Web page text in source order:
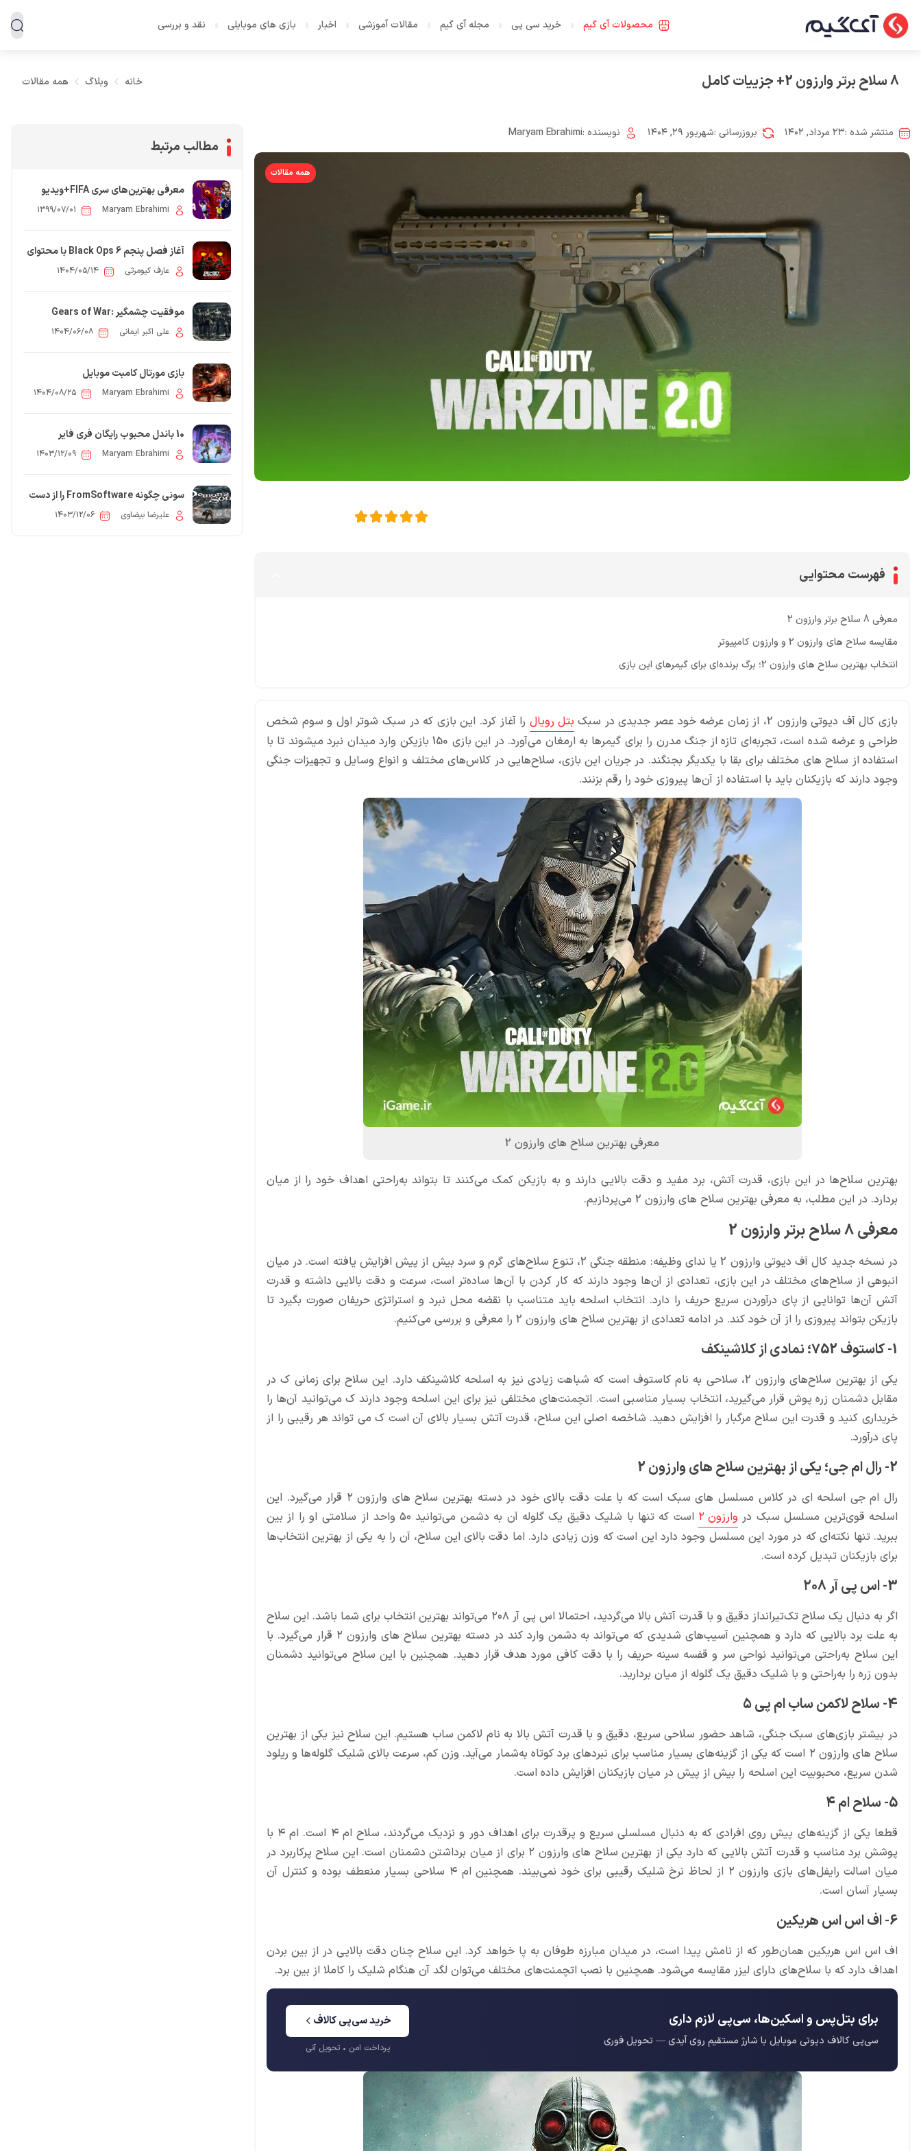
محصولات آی گیم خرید سی پی مجله آی گیم مقالات آموزشی اخبار بازی های موبایلی نقد و بررسی
8 سلاح برتر وارزون 2+ جزییات کامل خانه وبلاگ همه مقالات
منتشر شده :۲۳ مرداد, ۱۴۰۲ بروزرسانی :شهریور ۲۹, ۱۴۰۴ نویسنده :Maryam Ebrahimi
همه مقالات
فهرست محتوایی
معرفی 8 سلاح برتر وارزون 2
مقایسه سلاح های وارزون 2 و وارزون کامپیوتر
انتخاب بهترین سلاح های وارزون 2؛ برگ برنده‌ای برای گیمرهای این بازی
بازی کال آف دیوتی وارزون 2، از زمان عرضه خود عصر جدیدی در سبک بتل رویال را آغاز کرد. این بازی که در سبک شوتر اول و سوم شخص
طراحی و عرضه شده است، تجربه‌ای تازه از جنگ مدرن را برای گیمرها به ارمغان می‌آورد. در این بازی 150 بازیکن وارد میدان نبرد می‎شوند تا با
استفاده از سلاح ‏های مختلف برای بقا با یکدیگر بجنگند. در جریان این بازی، سلاح‌هایی در کلاس‌های مختلف و انواع وسایل و تجهیزات جنگی
وجود دارند که بازیکنان باید با استفاده از آن‌ها پیروزی خود را رقم بزنند.
معرفی بهترین سلاح های وارزون 2
بهترین سلاح‌ها در این بازی، قدرت آتش، برد مفید و دقت بالایی دارند و به بازیکن کمک می‌کنند تا بتواند به‌راحتی اهداف خود را از میان
بردارد. در این مطلب، به معرفی بهترین سلاح های وارزون 2 می‌پردازیم.
معرفی 8 سلاح برتر وارزون 2
در نسخه جدید کال آف دیوتی وارزون 2 یا ندای وظیفه: منطقه جنگی 2، تنوع سلاح‌های گرم و سرد بیش از پیش افزایش یافته است. در میان
انبوهی از سلاح‌های مختلف در این بازی، تعدادی از آن‌ها وجود دارند که کار کردن با آن‌ها ساده‌تر است، سرعت و دقت بالایی داشته و قدرت
آتش آن‌ها توانایی از پای درآوردن سریع حریف را دارد. انتخاب اسلحه باید متناسب با نقضه محل نبرد و استراتژی حریفان صورت بگیرد تا
بازیکن بتواند پیروزی را از آن خود کند. در ادامه تعدادی از بهترین سلاح های وارزون 2 را معرفی و بررسی می‌کنیم.
1- کاستوف 752؛ نمادی از کلاشینکف
یکی از بهترین سلاح‌های وارزون 2، سلاحی به نام کاستوف است که شباهت زیادی نیز به اسلحه کلاشینکف دارد. این سلاح برای زمانی ک در
مقابل دشمنان زره پوش قرار می‌گیرید، انتخاب بسیار مناسبی است. اتچمنت‌های مختلفی نیز برای این اسلحه وجود دارند ک می‌توانید آن‌ها را
خریداری کنید و قدرت این سلاح مرگبار را افزایش دهید. شاخصه اصلی این سلاح، قدرت آتش بسیار بالای آن است ک می تواند هر رقیبی را از
پای درآورد.
2- رال ام جی؛ یکی از بهترین سلاح های وارزون 2
رال ام جی اسلحه ای در کلاس مسلسل های سبک است که با علت دقت بالای خود در دسته بهترین سلاح های وارزون ۲ قرار می‌گیرد. این
اسلحه قوی‌ترین مسلسل سبک در وارزون ۲
است که تنها با شلیک دقیق یک گلوله آن به دشمن می‌‌توانید ۵۰ واحد از سلامتی او را از بین
ببرید. تنها نکته‌ای که در مورد این مسلسل وجود دارد این است که وزن زیادی دارد. اما دقت بالای این سلاح، آن را به یکی از بهترین انتخاب‌ها
برای بازیکنان تبدیل کرده است.
3- اس پی آر ۲۰۸
اگر به دنبال یک سلاح تک‌تیرانداز دقیق و با قدرت آتش بالا می‌گردید، احتمالا اس پی آر ۲۰۸ می‌تواند بهترین انتخاب برای شما باشد. این سلاح
به علت برد بالایی که دارد و همچنین آسیب‌های شدیدی که می‌تواند به دشمن وارد کند در دسته بهترین سلاح های وارزون ۲ قرار می‌گیرد. با
این سلاح به‌راحتی می‌توانید نواحی سر و قفسه سینه حریف را با دقت کافی مورد هدف قرار دهید. همچنین با این سلاح می‌توانید دشمنان
بدون زره را به‌راحتی و با شلیک دقیق یک گلوله از میان بردارید.
4- سلاح لاکمن ساب ام پی ۵
در بیشتر بازی‌های سبک جنگی، شاهد حضور سلاحی سریع، دقیق و با قدرت آتش بالا به نام لاکمن ساب هستیم. این سلاح نیز یکی از بهترین
سلاح های وارزون ۲ است که یکی از گزینه‌های بسیار مناسب برای نبردهای برد کوتاه به‌شمار می‌آید. وزن کم، سرعت بالای شلیک گلوله‌ها و ریلود
شدن سریع، محبوبیت این اسلحه را بیش از پیش در میان بازیکنان افزایش داده است.
5- سلاح ام ۴
قطعا یکی از گزینه‌های پیش روی افرادی که به دنبال مسلسلی سریع و پرقدرت برای اهداف دور و نزدیک می‌گردند، سلاح ام ۴ است. ام ۴ با
پوشش برد مناسب و قدرت آتش بالایی که دارد یکی از بهترین سلاح های وارزون ۲ برای از میان برداشتن دشمنان است‌. این سلاح پرکاربرد در
میان اسالت رایفل‌های بازی وارزون ۲ از لحاظ نرخ شلیک رقیبی برای خود نمی‌بیند. همچنین ام ۴ سلاحی بسیار منعطف بوده و کنترل آن
بسیار آسان است.
6- اف اس اس هریکین
اف اس اس هریکین هما‌ن‌طور که از نامش پیدا است، در میدان مبارزه طوفان به پا خواهد کرد‌. این سلاح چنان دقت بالایی در از بین بردن
اهداف دارد که با سلاح‌های دارای لیزر مقایسه می‌شود. همچنین با نصب اتچمنت‌های مختلف می‌توان لگد آن هنگام شلیک را کاملا از بین برد.
برای بتل‌پس و اسکین‌ها، سی‌پی لازم داری
سی‌پی کالاف دیوتی موبایل با شارژ مستقیم روی آیدی — تحویل فوری
خرید سی‌پی کالاف
پرداخت امن • تحویل آنی
مطالب مرتبط
معرفی بهترین‌های سری FIFA+ویدیو
Maryam Ebrahimi ۱۳۹۹/۰۷/۰۱
آغاز فصل پنجم Black Ops 6 با محتوای
تازه برای Zombies، مولتی‌پلیر و بتل
عارف کیومرثی ۱۴۰۴/۰۵/۱۴
موفقیت چشمگیر Gears of War:
Reloaded تنها در سه روز
علی اکبر ایمانی ۱۴۰۴/۰۶/۰۸
بازی مورتال کامبت موبایل
Maryam Ebrahimi ۱۴۰۴/۰۸/۲۵
10 باندل محبوب رایگان فری فایر
Maryam Ebrahimi ۱۴۰۳/۱۲/۰۹
سونی چگونه FromSoftware را از دست
داد؟ پشت پرده Demon’s Souls
علیرضا بیضاوی ۱۴۰۳/۱۲/۰۶